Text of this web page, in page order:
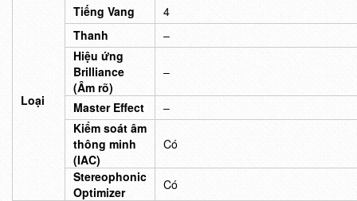
Loại
Tiếng Vang
4
Thanh
–
Hiệu ứng
Brilliance
(Âm rõ)
–
Master Effect
–
Kiểm soát âm
thông minh
(IAC)
Có
Stereophonic
Optimizer
Có